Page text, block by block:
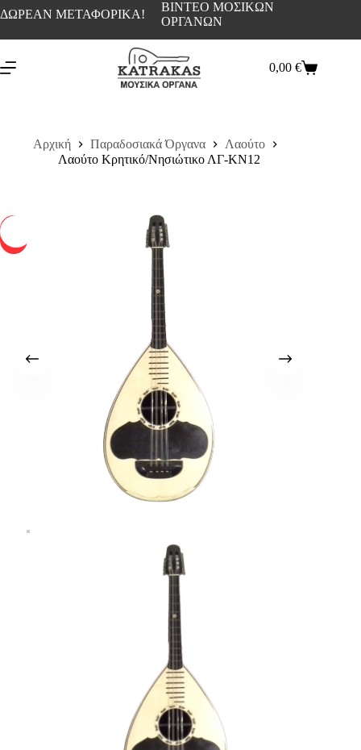
ΔΩΡΕΑΝ ΜΕΤΑΦΟΡΙΚΑ!
ΒΙΝΤΕΟ ΜΟΣΙΚΩΝ
ΟΡΓΑΝΩΝ
0,00€
Αρχική Παραδοσιακά Όργανα
Λαούτο
Λαούτο Κρητικό/Νησιώτικο ΛΓ-ΚΝ12
-17%